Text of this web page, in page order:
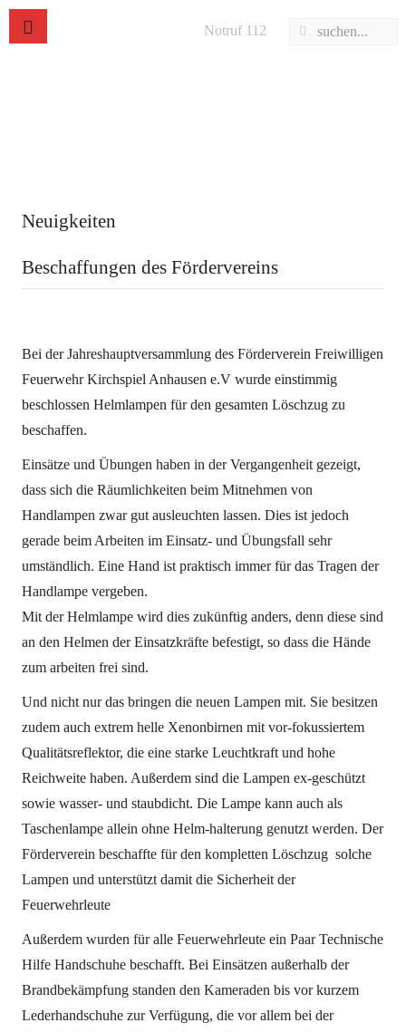
Notruf 112
Neuigkeiten
Beschaffungen des Fördervereins
Bei der Jahreshauptversammlung des Förderverein Freiwilligen
Feuerwehr Kirchspiel Anhausen e.V wurde einstimmig
beschlossen Helmlampen für den gesamten Löschzug zu
beschaffen.
Einsätze und Übungen haben in der Vergangenheit gezeigt,
dass sich die Räumlichkeiten beim Mitnehmen von
Handlampen zwar gut ausleuchten lassen. Dies ist jedoch
gerade beim Arbeiten im Einsatz- und Übungsfall sehr
umständlich. Eine Hand ist praktisch immer für das Tragen der
Handlampe vergeben.
Mit der Helmlampe wird dies zukünftig anders, denn diese sind
an den Helmen der Einsatzkräfte befestigt, so dass die Hände
zum arbeiten frei sind.
Und nicht nur das bringen die neuen Lampen mit. Sie besitzen
zudem auch extrem helle Xenonbirnen mit vor-fokussiertem
Qualitätsreflektor, die eine starke Leuchtkraft und hohe
Reichweite haben. Außerdem sind die Lampen ex-geschützt
sowie wasser- und staubdicht. Die Lampe kann auch als
Taschenlampe allein ohne Helm-halterung genutzt werden. Der
Förderverein beschaffte für den kompletten Löschzug solche
Lampen und unterstützt damit die Sicherheit der
Feuerwehrleute
Außerdem wurden für alle Feuerwehrleute ein Paar Technische
Hilfe Handschuhe beschafft. Bei Einsätzen außerhalb der
Brandbekämpfung standen den Kameraden bis vor kurzem
Lederhandschuhe zur Verfügung, die vor allem bei der